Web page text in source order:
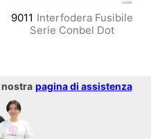
9011 Interfodera Fusibile
Serie Conbel Dot
nostra pagina di assistenza